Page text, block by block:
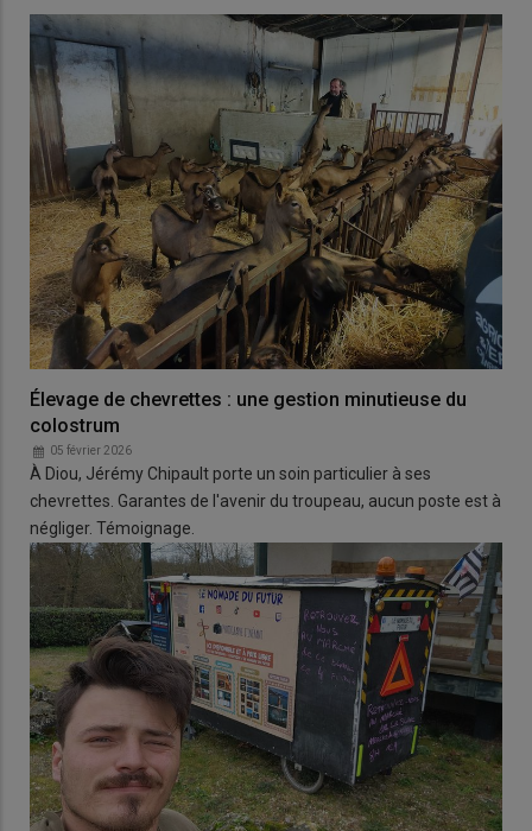
Élevage de chevrettes : une gestion minutieuse du
colostrum
05 février 2026
À Diou, Jérémy Chipault porte un soin particulier à ses
chevrettes. Garantes de l'avenir du troupeau, aucun poste est à
négliger. Témoignage.